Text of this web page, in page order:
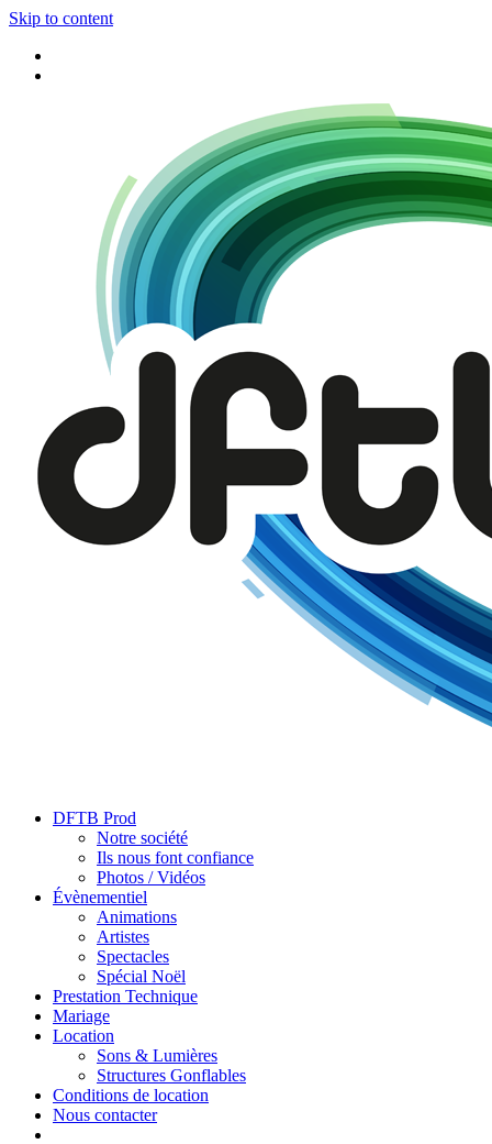
Skip to content
DFTB Prod
Notre société
Ils nous font confiance
Photos / Vidéos
Évènementiel
Animations
Artistes
Spectacles
Spécial Noël
Prestation Technique
Mariage
Location
Sons & Lumières
Structures Gonflables
Conditions de location
Nous contacter